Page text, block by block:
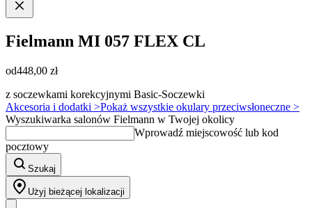
Fielmann MI 057 FLEX CL
od448,00 zł
z soczewkami korekcyjnymi Basic-Soczewki
Akcesoria i dodatki >Pokaż wszystkie okulary przeciwsłoneczne >
Wyszukiwarka salonów Fielmann w Twojej okolicy
Wprowadź miejscowość lub kod
pocztowy
Szukaj
Użyj bieżącej lokalizacji